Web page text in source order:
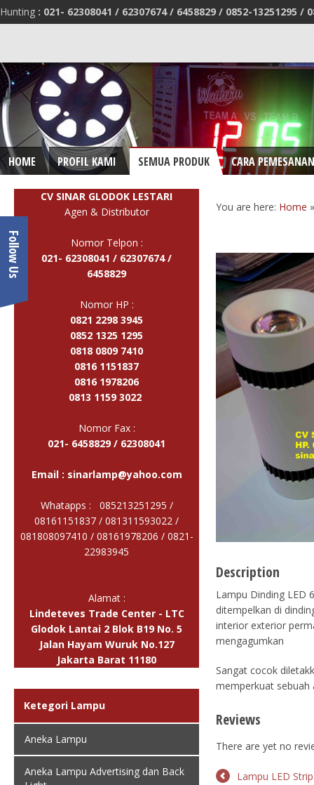
Hunting : 021- 62308041 / 62307674 / 6458829 / 0852-13251295 /
HOME PROFIL KAMI SEMUA PRODUK CARA PEMESANAN
CV SINAR GLODOK LESTARI
Agen & Distributor
Nomor Telpon :
021- 62308041 / 62307674 /
6458829
Nomor HP :
0821 2298 3945
0852 1325 1295
0818 0809 7410
0816 1151837
0816 1978206
0813 1159 3022
Nomor Fax :
021- 6458829 / 62308041
Email : sinarlamp@yahoo.com
Whatapps : 085213251295 /
08161151837 / 081311593022 /
081808097410 / 08161978206 / 0821-
22983945
Alamat :
Lindeteves Trade Center - LTC
Glodok Lantai 2 Blok B19 No. 5
Jalan Hayam Wuruk No.127
Jakarta Barat 11180
Ketegori Lampu
Aneka Lampu
Aneka Lampu Advertising dan Back
You are here: Home
Description
Lampu Dinding LED
ditempelkan di
interior exterior
mengagumkan
Sangat cocok
memperkuat sebuah
Reviews
There are yet no
Lampu LED
Follow Us